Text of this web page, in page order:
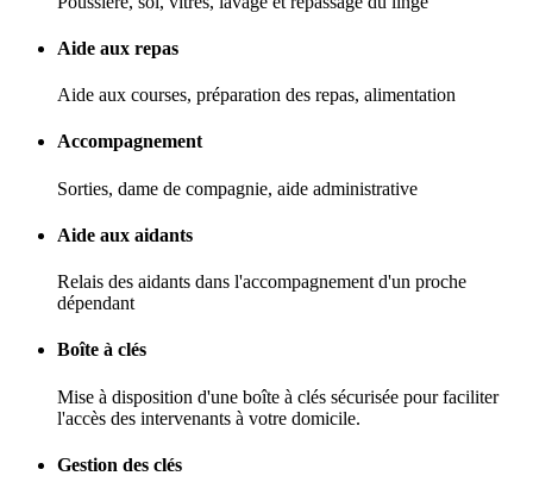
Aide aux repas
Aide aux courses, préparation des repas, alimentation
Accompagnement
Sorties, dame de compagnie, aide administrative
Aide aux aidants
Relais des aidants dans l'accompagnement d'un proche
dépendant
Boîte à clés
Mise à disposition d'une boîte à clés sécurisée pour faciliter
l'accès des intervenants à votre domicile.
Gestion des clés